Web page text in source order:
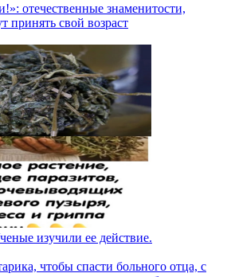
отечественные знаменитости,
принять свой возраст
изучили ее действие.